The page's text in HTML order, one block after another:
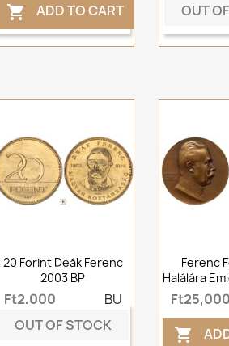
 ADD TO CART
OUT
20 Forint Deák Ferenc
2003 BP
Ft2,000
BU
OUT OF STOCK
Ferenc
Halálára
Ft25,000
